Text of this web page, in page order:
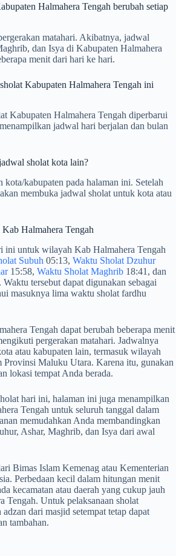
Halmahera Tengah berubah setiap
matahari. Akibatnya, jadwal
dan Isya di Kabupaten Halmahera
menit dari hari ke hari.
Kabupaten Halmahera Tengah ini
Kabupaten Halmahera Tengah diperbarui
jadwal hari berjalan dan bulan
sholat kota lain?
kota/kabupaten pada halaman ini. Setelah
membuka jadwal sholat untuk kota atau
Halmahera Tengah
ini untuk wilayah Kab Halmahera Tengah
Subuh 05:13, Waktu Sholat Dzuhur
15:58, Waktu Sholat Maghrib 18:41, dan
Waktu tersebut dapat digunakan sebagai
masuknya lima waktu sholat fardhu
Tengah dapat berubah beberapa menit
pergerakan matahari. Jadwalnya
atau kabupaten lain, termasuk wilayah
Provinsi Maluku Utara. Karena itu, gunakan
lokasi tempat Anda berada.
hari ini, halaman ini juga menampilkan
Tengah untuk seluruh tanggal dalam
memudahkan Anda membandingkan
Ashar, Maghrib, dan Isya dari awal
Bimas Islam Kemenag atau Kementerian
Perbedaan kecil dalam hitungan menit
kecamatan atau daerah yang cukup jauh
Tengah. Untuk pelaksanaan sholat
dari masjid setempat tetap dapat
tambahan.